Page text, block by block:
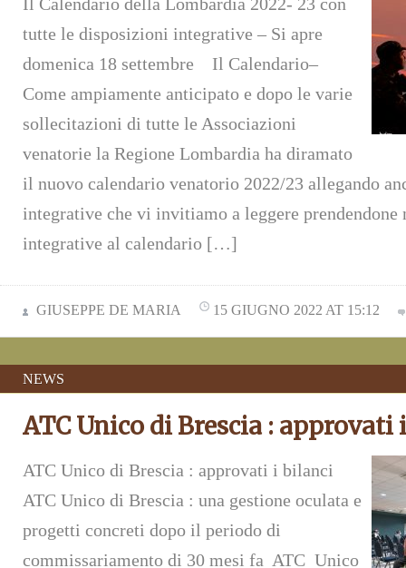
tutte le disposizioni integrative – Si apre
domenica 18 settembre Il Calendario–
Come ampiamente anticipato e dopo le varie
sollecitazioni di tutte le Associazioni
venatorie la Regione Lombardia ha diramato
il nuovo calendario venatorio 2022/23 allegando
integrative che vi invitiamo a leggere
integrative al calendario […]
GIUSEPPE DE MARIA 15 GIUGNO 2022 AT 15:12
NEWS
ATC Unico di Brescia :
ATC Unico di Brescia : approvati i bilanci
ATC Unico di Brescia : una gestione oculata e
progetti concreti dopo il periodo di
commissariamento di 30 mesi fa ATC Unico